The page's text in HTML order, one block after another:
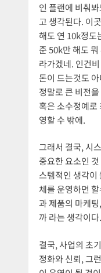
인 플랜에 비춰
고 생각된다. 이
해도 연 10k정도
준 50k만 해도
라가겠네. 인건
돈이 드는것도
정말로 큰 비전
혹은 소수정예
영할 수 밖에.
그래서 결국, 시
중요한 요소인
스템적인 생각이
체를 운영하면 할
과 제품의 마케
까 라는 생각이다.
결국, 사업의 초
정화와 신뢰, 그